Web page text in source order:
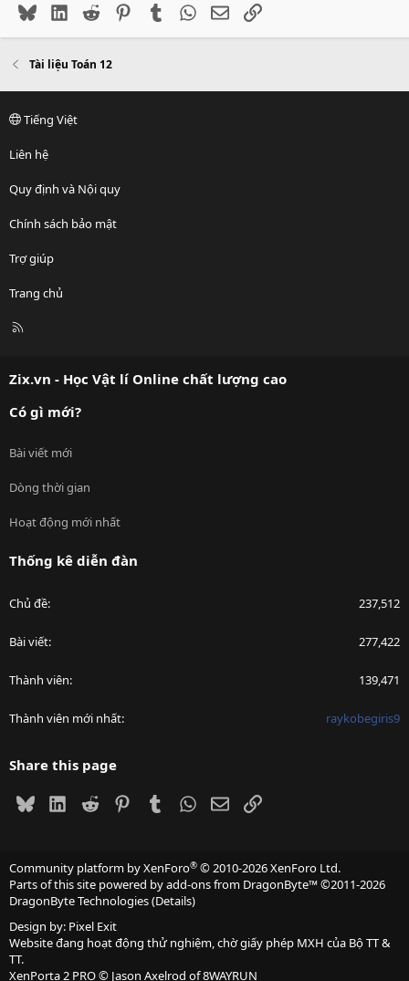
BlueskyLinkedIn
Reddit PinterestTumblr WhatsApp
EmailLink
Tài liệu Toán 12
Tiếng Việt
Liên hệ
Quy định và Nội quy
Chính sách bảo mật
Trợ giúp
Trang chủ
R
Zix.vn - Học Vật lí Online chất lượng cao
Có gì mới?
Bài viết mới
Dòng thời gian
Hoạt động mới nhất
Thống kê diễn đàn
Chủ đề 237,512
Bài viết 277,422
Thành viên 139,471
Thành viên mới nhất raykobegiris9
Share this page
BlueskyLinkedIn
Reddit PinterestTumblrWhatsApp
EmailLink
Community platform by XenForo® © 2010-2026 XenForo Ltd.
Parts of this site powered byadd-ons from DragonByte™©2011-2026
DragonByte Technologies(Details)
Design by: Pixel Exit
Website đang hoạt động thử nghiệm, chờ giấy phép MXH của Bộ TT &
TT.
XenPorta 2 PRO© Jason Axelrod of8WAYRUN